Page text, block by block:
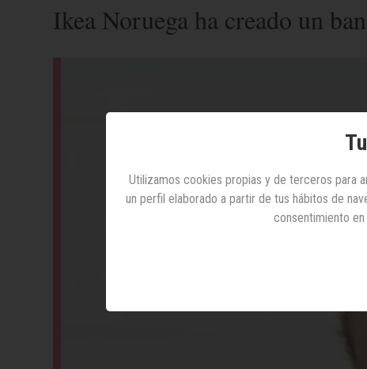
Ikea Noruega ha creado un
Utilizamos cookies propias y de terceros para
un perfil elaborado a partir de tus hábitos de
consentimiento